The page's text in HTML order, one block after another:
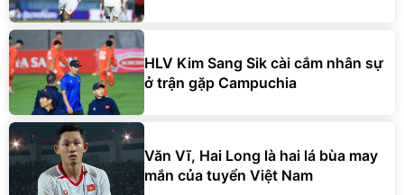
HLV Kim Sang Sik cài cắm nhân sự
ở trận gặp Campuchia
Văn Vĩ, Hai Long là hai lá bùa may
mắn của tuyển Việt Nam